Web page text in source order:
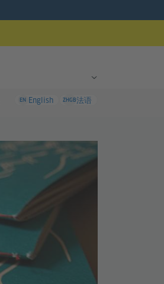
EN English ZHGB法语